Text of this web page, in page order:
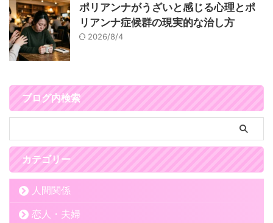
ポリアンナがうざいと感じる心理とポ
リアンナ症候群の現実的な治し方
2026/8/4
ブログ内検索
カテゴリー
人間関係
恋人・夫婦